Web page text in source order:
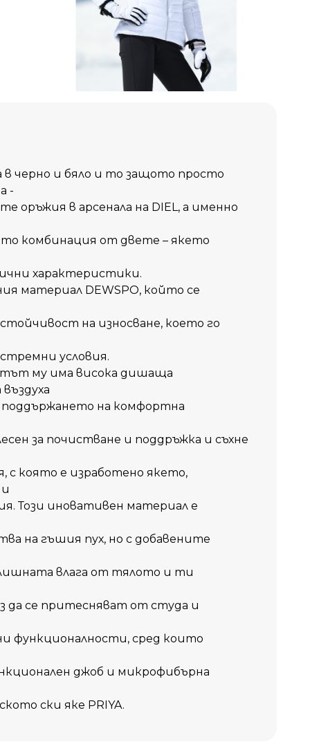
черно и бяло и то защото просто
-
оръжия в арсенала на DIEL, а именно
комбинация от двете – якето
характеристики.
материал DEWSPO, който се
на износване, което го
условия.
му има висока дишаща
поддържането на комфортна
за почистване и поддръжка и съхне
с която е изработено якето,
Този иновативен материал е
на гъшия пух, но с добавените
влага от тялото и ти
се притесняват от студа и
функционалности, сред които
джоб и микрофибърна
ски яке PRIYA.